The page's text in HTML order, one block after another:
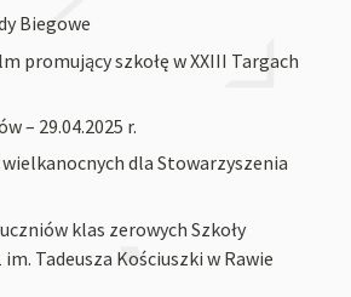
Biegowe
promujący szkołę w XXIII Targach
– 29.04.2025 r.
dla Stowarzyszenia
klas zerowych Szkoły
Tadeusza Kościuszki w Rawie